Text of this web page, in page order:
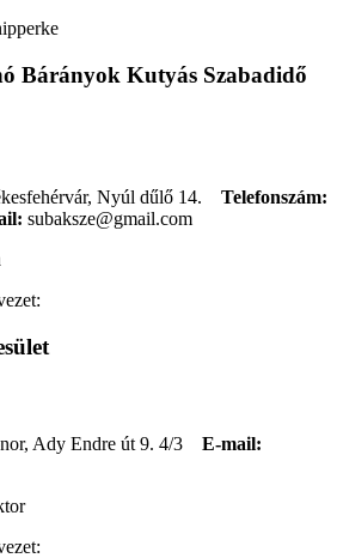
Bárányok Kutyás Szabadidő
Nyúl dűlő 14. Telefonszám:
subaksze@gmail.com
Ady Endre út 9. 4/3 E-mail: